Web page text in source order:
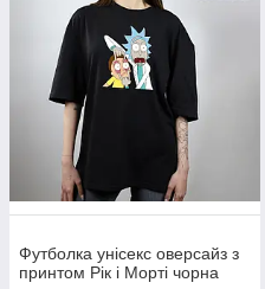
Футболка унісекс оверсайз з
принтом Рік і Морті чорна